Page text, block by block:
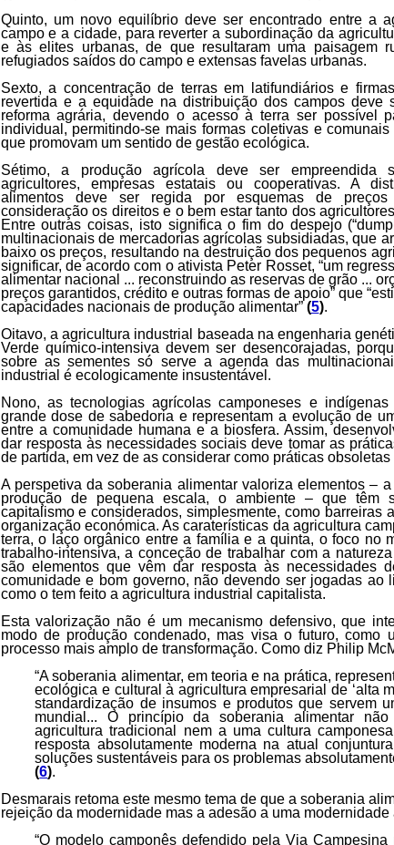
Quinto, um novo equilíbrio deve ser encontrado entre a
campo e a cidade, para reverter a subordinação da
e às elites urbanas, de que resultaram uma paisagem
refugiados saídos do campo e extensas favelas urbanas.
Sexto, a concentração de terras em latifundiários e
revertida e a equidade na distribuição dos campos deve
reforma agrária, devendo o acesso à terra ser possível
individual, permitindo-se mais formas coletivas e
que promovam um sentido de gestão ecológica.
Sétimo, a produção agrícola deve ser empreendida
agricultores, empresas estatais ou cooperativas. A
alimentos deve ser regida por esquemas de
consideração os direitos e o bem estar tanto dos
Entre outras coisas, isto significa o fim do despejo
multinacionais de mercadorias agrícolas subsidiadas, que
baixo os preços, resultando na destruição dos pequenos
significar, de acordo com o ativista Peter Rosset, “um
alimentar nacional ... reconstruindo as reservas de grão ...
preços garantidos, crédito e outras formas de apoio” que
capacidades nacionais de produção alimentar” (5).
Oitavo, a agricultura industrial baseada na engenharia
Verde químico-intensiva devem ser desencorajadas,
sobre as sementes só serve a agenda das
industrial é ecologicamente insustentável.
Nono, as tecnologias agrícolas camponeses e
grande dose de sabedoria e representam a evolução de
entre a comunidade humana e a biosfera. Assim,
dar resposta às necessidades sociais deve tomar as
de partida, em vez de as considerar como práticas obsoletas
A perspetiva da soberania alimentar valoriza elementos –
produção de pequena escala, o ambiente – que têm
capitalismo e considerados, simplesmente, como barreiras
organização económica. As caraterísticas da agricultura
terra, o laço orgânico entre a família e a quinta, o foco no
trabalho-intensiva, a conceção de trabalhar com a
são elementos que vêm dar resposta às necessidades
comunidade e bom governo, não devendo ser jogadas ao
como o tem feito a agricultura industrial capitalista.
Esta valorização não é um mecanismo defensivo, que
modo de produção condenado, mas visa o futuro, como
processo mais amplo de transformação. Como diz Philip
“A soberania alimentar, em teoria e na prática,
ecológica e cultural à agricultura empresarial de ‘alta
standardização de insumos e produtos que servem
mundial... O princípio da soberania alimentar
agricultura tradicional nem a uma cultura
resposta absolutamente moderna na atual
soluções sustentáveis para os problemas
(6).
Desmarais retoma este mesmo tema de que a soberania
rejeição da modernidade mas a adesão a uma modernidade
“O modelo camponês defendido pela Via